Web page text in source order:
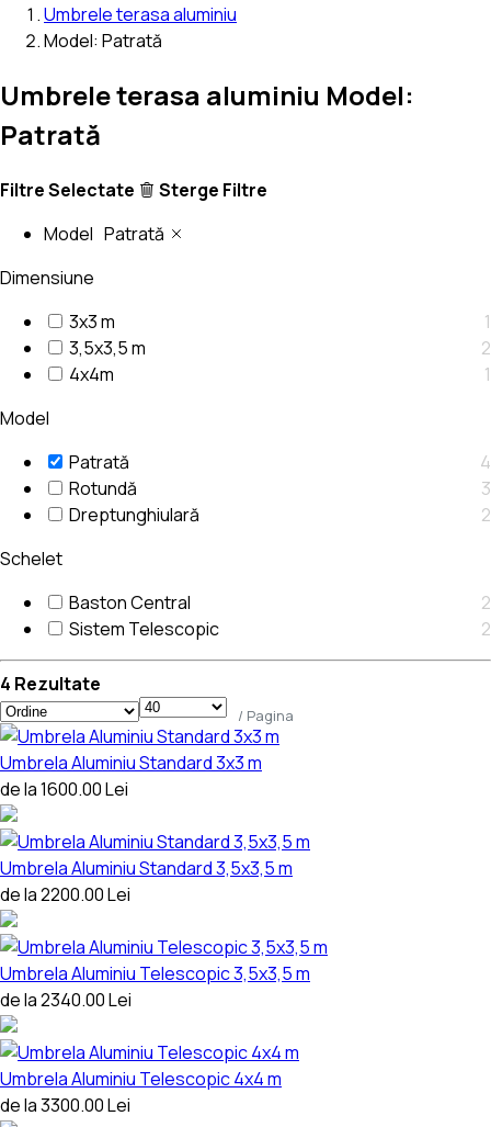
Umbrele terasa aluminiu
Model: Patrată
Umbrele terasa aluminiu Model:
Patrată
Filtre Selectate
Sterge Filtre
Model Patrată
Dimensiune
3x3 m
1
3,5x3,5 m
2
4x4m
1
Model
Patrată
4
Rotundă
3
Dreptunghiulară
2
Schelet
Baston Central
2
Sistem Telescopic
2
4 Rezultate
/ Pagina
Umbrela Aluminiu Standard 3x3 m
de la 1600.00 Lei
Umbrela Aluminiu Standard 3,5x3,5 m
de la 2200.00 Lei
Umbrela Aluminiu Telescopic 3,5x3,5 m
de la 2340.00 Lei
Umbrela Aluminiu Telescopic 4x4 m
de la 3300.00 Lei